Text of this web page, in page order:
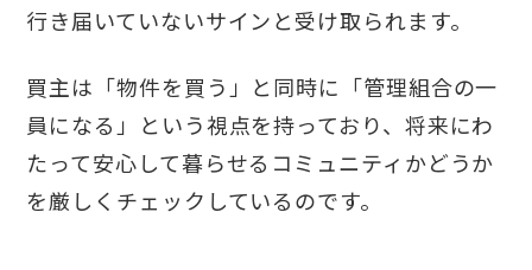
行き届いていないサインと受け取られます。
買主は「物件を買う」と同時に「管理組合の一
員になる」という視点を持っており、将来にわ
たって安心して暮らせるコミュニティかどうか
を厳しくチェックしているのです。